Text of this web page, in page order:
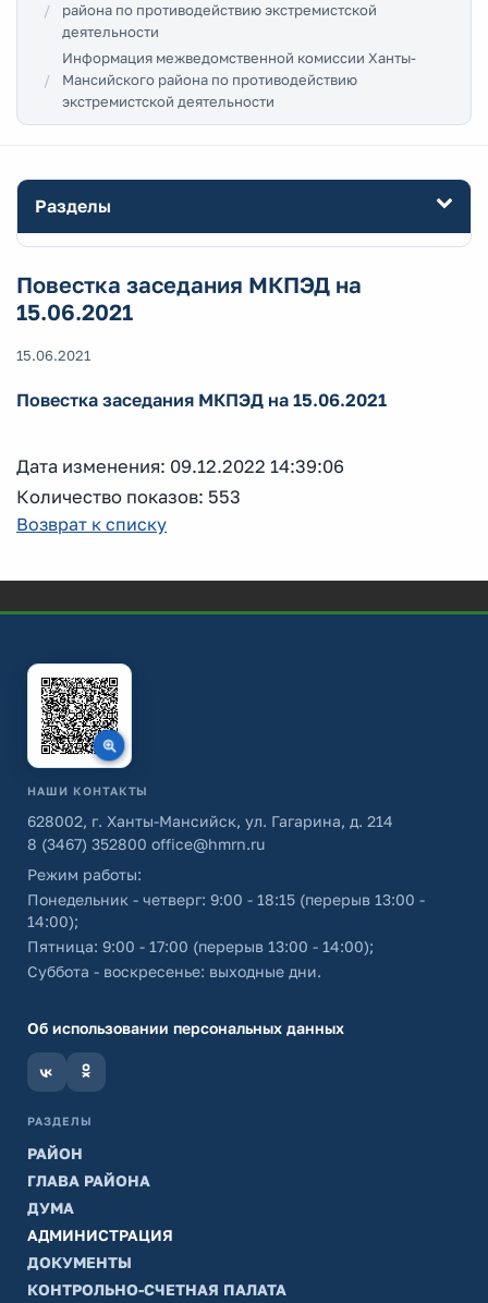
района по противодействию экстремистской
деятельности
Информация межведомственной комиссии Ханты-
Мансийского района по противодействию
экстремистской деятельности
Разделы
Повестка заседания МКПЭД на
15.06.2021
15.06.2021
Повестка заседания МКПЭД на 15.06.2021
Дата изменения: 09.12.2022 14:39:06
Количество показов: 553
Возврат к списку
НАШИ КОНТАКТЫ
628002, г. Ханты-Мансийск, ул. Гагарина, д. 214
8 (3467) 352800 office@hmrn.ru
Режим работы:
Понедельник - четверг: 9:00 - 18:15 (перерыв 13:00 -
14:00);
Пятница: 9:00 - 17:00 (перерыв 13:00 - 14:00);
Суббота - воскресенье: выходные дни.
Об использовании персональных данных
РАЗДЕЛЫ
РАЙОН
ГЛАВА РАЙОНА
ДУМА
АДМИНИСТРАЦИЯ
ДОКУМЕНТЫ
КОНТРОЛЬНО-СЧЕТНАЯ ПАЛАТА